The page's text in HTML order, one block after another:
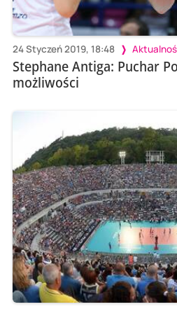
24 Styczeń 2019, 18:48
Stephane Antiga: Puchar
możliwości